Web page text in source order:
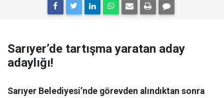
Sarıyer’de tartışma yaratan aday
adaylığı!
Sarıyer Belediyesi’nde görevden alındıktan sonra